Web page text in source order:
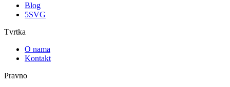
Blog
5SVG
Tvrtka
O nama
Kontakt
Pravno